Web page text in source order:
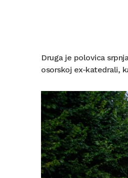
Druga je polovica
osorskoj ex-katedrali,